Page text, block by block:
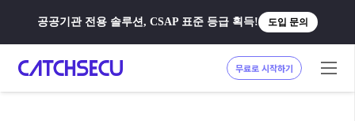
공공기관 전용 솔루션, CSAP 표준 등급 획득! 도입 문의
무료로 시작하기